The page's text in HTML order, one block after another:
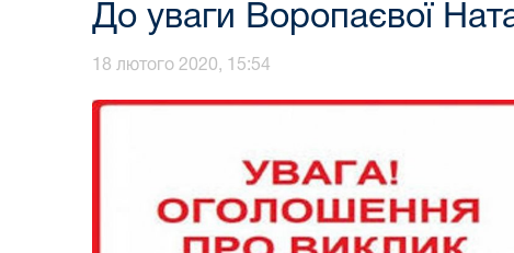
До уваги Воропаєвої
18 лютого 2020, 15:54